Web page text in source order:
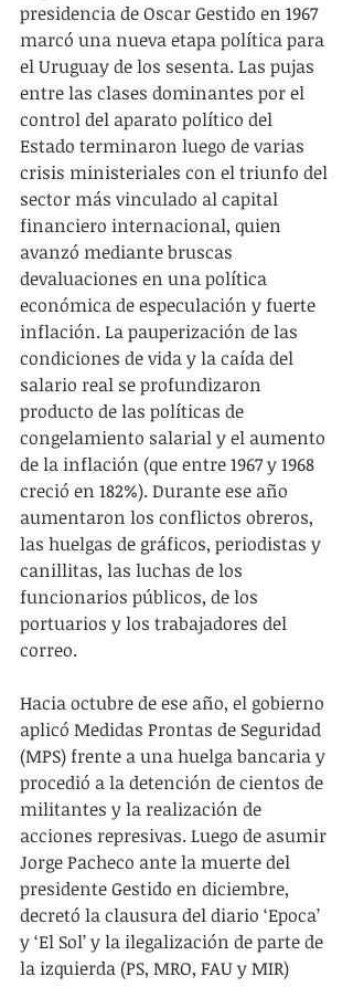
presidencia de Oscar Gestido en 1967
marcó una nueva etapa política para
el Uruguay de los sesenta. Las pujas
entre las clases dominantes por el
control del aparato político del
Estado terminaron luego de varias
crisis ministeriales con el triunfo del
sector más vinculado al capital
financiero internacional, quien
avanzó mediante bruscas
devaluaciones en una política
económica de especulación y fuerte
inflación. La pauperización de las
condiciones de vida y la caída del
salario real se profundizaron
producto de las políticas de
congelamiento salarial y el aumento
de la inflación (que entre 1967 y 1968
creció en 182%). Durante ese año
aumentaron los conflictos obreros,
las huelgas de gráficos, periodistas y
canillitas, las luchas de los
funcionarios públicos, de los
portuarios y los trabajadores del
correo.
Hacia octubre de ese año, el gobierno
aplicó Medidas Prontas de Seguridad
(MPS) frente a una huelga bancaria y
procedió a la detención de cientos de
militantes y la realización de
acciones represivas. Luego de asumir
Jorge Pacheco ante la muerte del
presidente Gestido en diciembre,
decretó la clausura del diario ‘Epoca’
y ‘El Sol’ y la ilegalización de parte de
la izquierda (PS, MRO, FAU y MIR)